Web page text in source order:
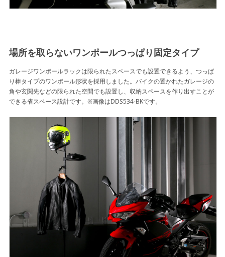
場所を取らないワンポールつっぱり固定タイプ
ガレージワンポールラックは限られたスペースでも設置できるよう、つっぱ
り棒タイプのワンポール形状を採用しました。バイクの置かれたガレージの
角や玄関先などの限られた空間でも設置し、収納スペースを作り出すことが
できる省スペース設計です。※画像はDDS534-BKです。